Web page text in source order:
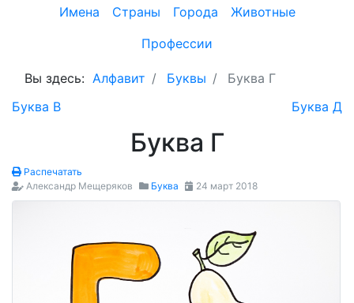
Имена
Страны Города
Животные
Профессии
Вы здесь: Алфавит Буквы
Буква Г
Буква В
Буква Д
Буква Г
Распечатать
Александр Мещеряков
Буква 24 март 2018